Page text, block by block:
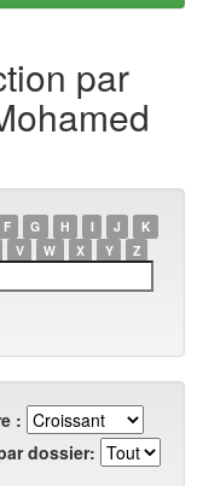
par
F G H I J
K
V W X Y Z
:
dossier: